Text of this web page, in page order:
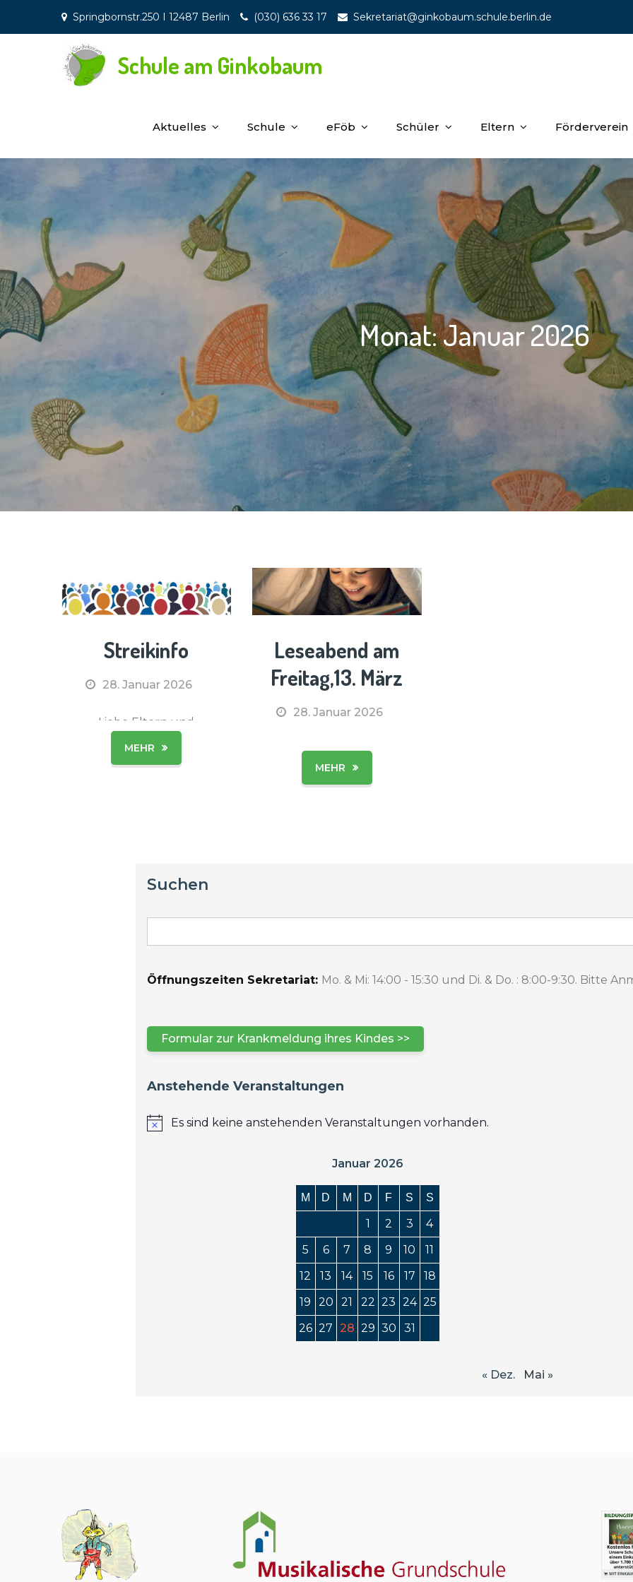
Springbornstr.250 I 12487 Berlin (030) 636 33 17 Sekretariat@ginkobaum.schule.berlin.de
Schule am Ginkobaum
Aktuelles Schule eFöb Schüler Eltern Förderverein
Monat:Januar 2026
Streikinfo
28. Januar 2026
Liebe Eltern und
Erziehungsberechtigte
,die Gewerkschaften
(Lehrer/Erzieher) zu
Warnstreiks
Tagen überwiegend im
Einschränkungen.An
folgende […]
MEHR
Leseabend am
Freitag,13. März
28. Januar 2026
Liebe Kinder, am 13.
März findet in der
Schule am Ginkobaum
euch Geschichten aus
Uhr könnt […]
MEHR
Suchen
Öffnungszeiten Sekretariat: Mo. & Mi: 14:00 - 15:30 und Di. & Do. : 8:00-9:30. Bitte
Formular zur Krankmeldung ihres Kindes >>
Anstehende Veranstaltungen
Es sind keine anstehenden Veranstaltungen vorhanden.
Januar 2026
M D M D F S S
1 2 3
4
5
6 7 8 9 10
11
12
13 14 15 16 17
18
19
20 21 22 23 24 25
26 27 28 29 30 31
« Dez. Mai »